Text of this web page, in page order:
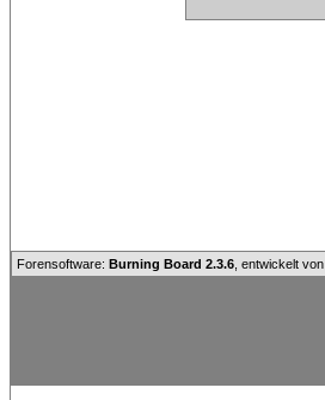
Forensoftware: Burning Board 2.3.6 , entwickelt von